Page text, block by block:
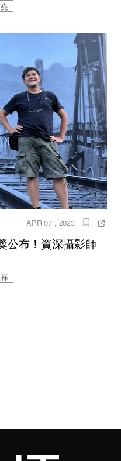
APR 07 , 2023
公布！資深攝影師